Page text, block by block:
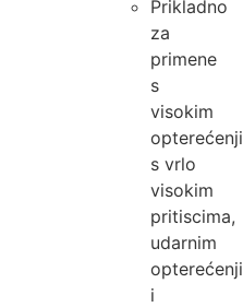
Prikladno
za
primene
s
visokim
s vrlo
visokim
pritiscima,
udarnim
i